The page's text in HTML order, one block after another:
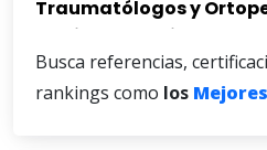
Traumatólogos y
Saltillo Coahuila?
Busca referencias,
rankings como los Mejores